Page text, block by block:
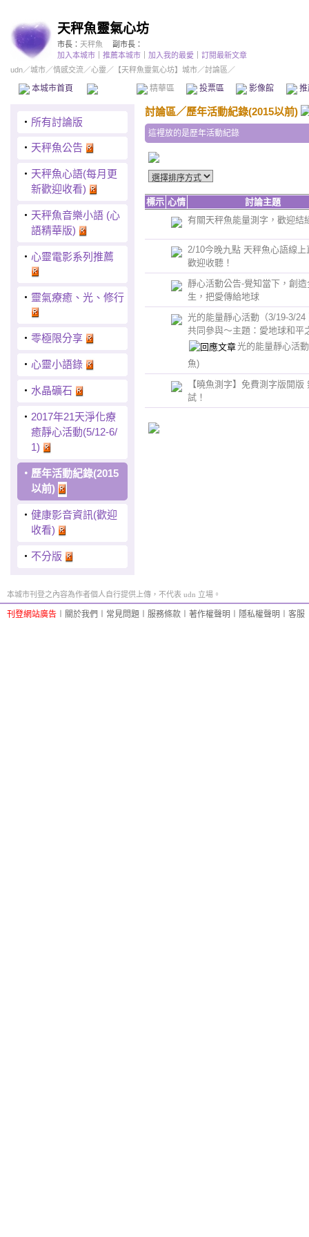
天秤魚靈氣心坊
市長： 天秤魚
副市長：
加入本城市
推薦本城市 加入我的最愛
訂閱最新文章
udn／城市／情感交流／心靈 ／ 【天秤魚靈氣心坊】城市／討論區／
本城市首頁 精華區 投票區 影像館
‧ 所有討論版
‧ 天秤魚公告
‧ 天秤魚心語(每月更
新歡迎收看)
‧ 天秤魚音樂小語 (心
語精華版)
‧ 心靈電影系列推薦
‧ 靈氣療癒、光、修行
‧ 零極限分享
‧ 心靈小語錄
‧ 水晶礦石
‧ 2017年21天淨化療
癒靜心活動(5/12-6/
1)
‧ 歷年活動紀錄(2015
以前)
‧ 健康影音資訊(歡迎
收看)
‧ 不分版
討論區／歷年活動紀錄(2015以前)
這裡放的是歷年活動紀錄
標示 心情
討論主題
有關天秤魚能量測字，歡迎結
2/10今晚九點 天秤魚心語線上
歡迎收聽！
靜心活動公告-覺知當下，創
生，把愛傳給地球
光的能量靜心活動（3/19-3/24
共同參與～主題：愛地球和平
光的能量靜心活
魚)
【曉魚測字】免費測字版開版
試！
本城市刊登之內容為作者個人自行提供上傳，不代表 udn 立場。
刊登網站廣告 關於我們 常見問題 服務條款 著作權聲明 隱私權聲明 客服